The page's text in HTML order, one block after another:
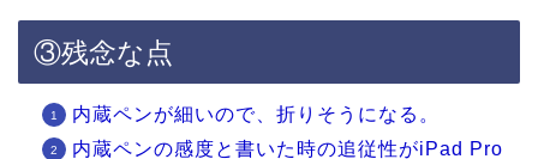
③残念な点
内蔵ペンが細いので、折りそうになる。
内蔵ペンの感度と書いた時の追従性がiPad Pro